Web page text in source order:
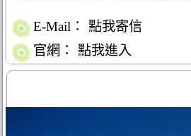
E-Mail：
點我寄信
官網：
點我進入